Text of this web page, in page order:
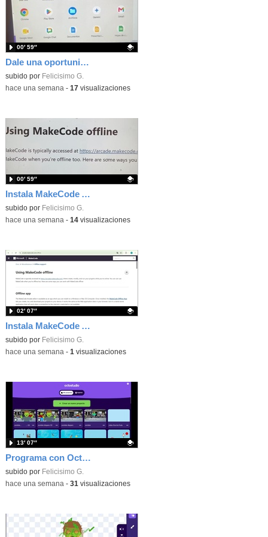
Dale una oportunidad a los Chromebooks y utiliza un proyector para realizar talleres si no tienes pantallas táctiles
Contenido educativo.
subido por Felicisimo G.
00′ 59″
-hace una semana - 17 visualizaciones
Instala MakeCode Arcade para trabajar offline en tu tablet, ordenador, Chromebook
Contenido educativo.
subido por Felicisimo G.
00′ 59″
-hace una semana - 14visualizaciones
Instala MakeCode Arcade offline para programar grandes juegos sin necesidad de Internet
Contenido educativo.
subido por Felicisimo G.
02′ 07″
-hace una semana - 1 visualizaciones
Programa con OctoStudio, un juego de disparos contra Zombies con un cargador basado en el House of the dead
Contenido educativo.
subido por Felicisimo G.
13′ 07″
-hace una semana - 31 visualizaciones